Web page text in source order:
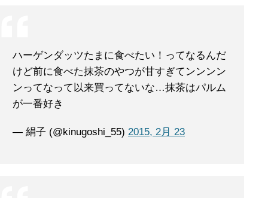
ハーゲンダッツたまに食べたい！ってなるんだ
けど前に食べた抹茶のやつが甘すぎてンンンン
ンってなって以来買ってないな…抹茶はパルム
が一番好き
— 絹子 (@kinugoshi_55) 2015, 2月 23